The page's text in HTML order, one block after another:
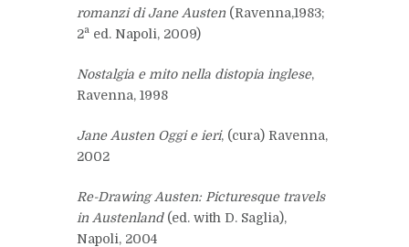
romanzi di Jane Austen (Ravenna,1983;
2a ed. Napoli, 2009)
Nostalgia e mito nella distopia inglese,
Ravenna, 1998
Jane Austen Oggi e ieri, (cura) Ravenna,
2002
Re-Drawing Austen: Picturesque travels
in Austenland(ed. with D. Saglia),
Napoli, 2004